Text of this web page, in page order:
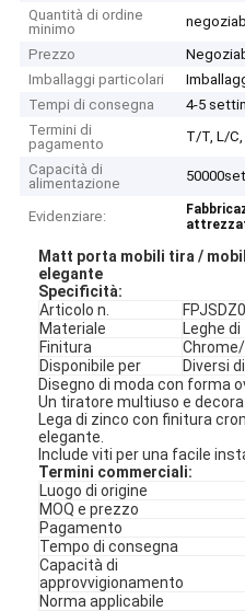
Quantità di ordine
minimo
Prezzo
Imballaggi particolari
Tempi di consegna
4-5
Termini di
pagamento
T/T, L/C,
Capacità di
alimentazione
Evidenziare:
Matt porta mobili tira /
elegante
Specificità:
Articolo n.
Materiale
Leghe
Finitura
Disponibile per
Diversi
Disegno di moda con forma
Un tiratore multiuso e
Lega di zinco con finitura
elegante.
Include viti per una facile
Termini commerciali:
Luogo di origine
MOQ e prezzo
Pagamento
Tempo di consegna
Capacità di
approvvigionamento
Norma applicabile